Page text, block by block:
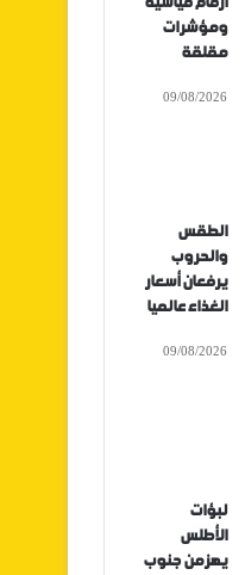
ومؤشرات
مقلقة
09/08/2026
الطقس
والحروب
يرفعان أسعار
الغذاء عالميا
09/08/2026
لبؤات
الأطلس
يهزمن جنوب